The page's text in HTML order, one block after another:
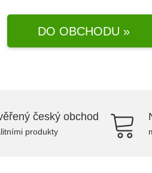
DO OBCHODU »
český obchod
produkty